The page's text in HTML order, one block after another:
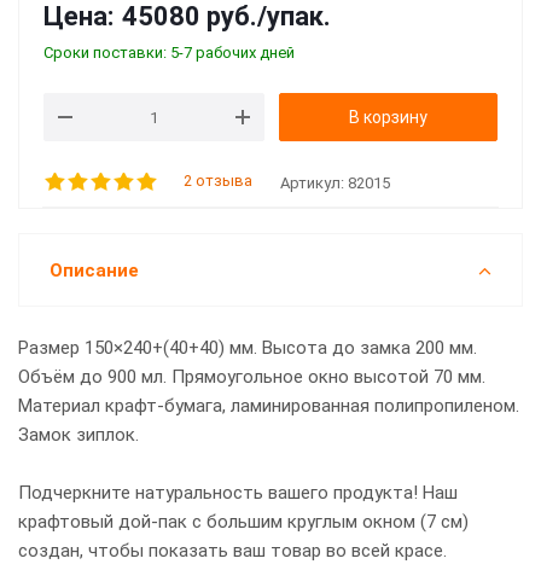
Цена: 45080 руб./упак.
Сроки поставки: 5-7 рабочих дней
В корзину
2 отзыва Артикул: 82015
Описание
Размер 150×240+(40+40) мм. Высота до замка 200 мм.
Объём до 900 мл. Прямоугольное окно высотой 70 мм.
Материал крафт-бумага, ламинированная полипропиленом.
Замок зиплок.
Подчеркните натуральность вашего продукта! Наш
крафтовый дой-пак с большим круглым окном (7 см)
создан, чтобы показать ваш товар во всей красе.